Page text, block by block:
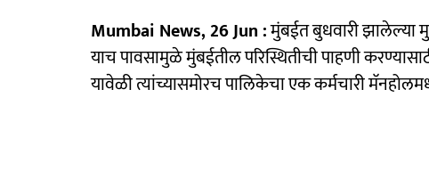
Mumbai News, 26 Jun :मुंबईत बुधवारी झालेल्या
याच पावसामुळे मुंबईतील परिस्थितीची पाहणी
यावेळी त्यांच्यासमोरच पालिकेचा एक कर्मचारी